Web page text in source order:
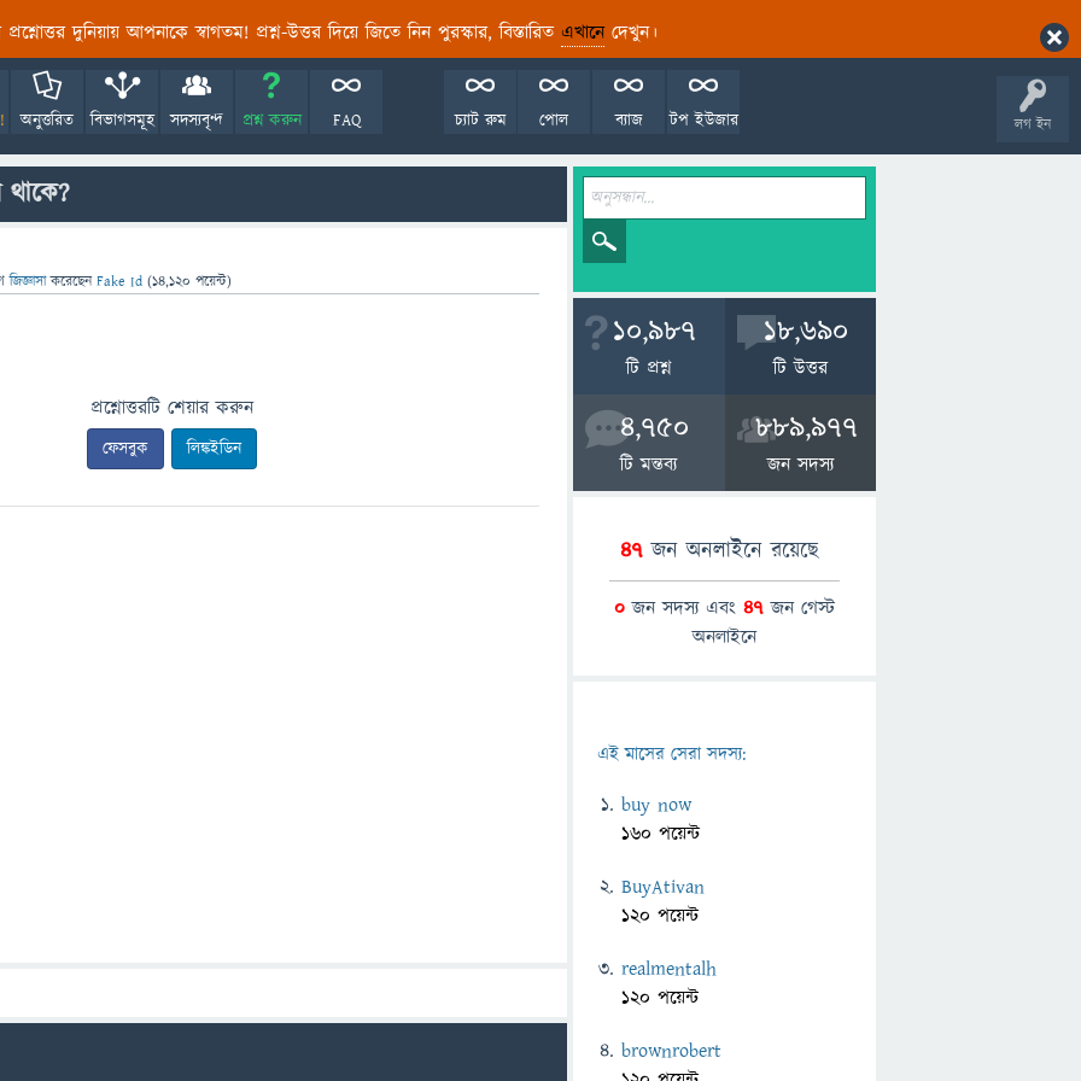
প্রশ্নোত্তর দুনিয়ায় আপনাকে স্বাগতম! প্রশ্ন-উত্তর দিয়ে জিতে নিন পুরস্কার, বিস্তারিত এখানেদেখুন।
লগ ইন
অনুত্তরিত বিভাগসমূহ সদস্যবৃন্দ প্রশ্ন করুন FAQ টপ ইউজার
ব্যাজ
পোল
চ্যাট রুম
জিজ্ঞাসাকরেছেনFake Id (14,120 পয়েন্ট)
প্রশ্নোত্তরটি শেয়ার করুন
ফেসবুক লিঙ্কইডিন
10,987
টি প্রশ্ন
18,690
টি উত্তর
4,750
টি মন্তব্য
889,977
জন সদস্য
47 জন অনলাইনে রয়েছে
0 জন সদস্য এবং 47 জন গেস্ট
অনলাইনে
এই মাসের সেরা সদস্য:
buy now
160 পয়েন্ট
BuyAtivan
120 পয়েন্ট
realmentalh
120 পয়েন্ট
brownrobert